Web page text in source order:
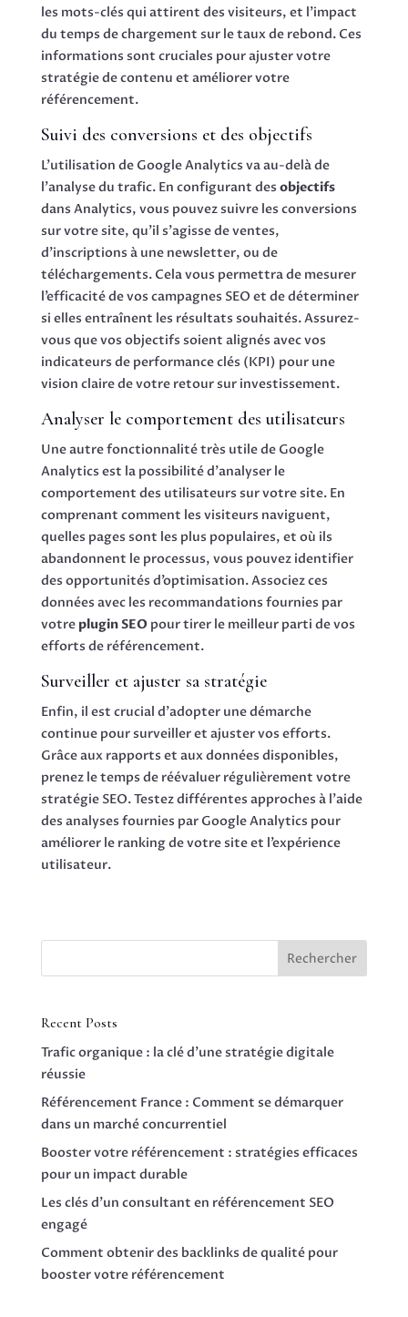
les mots-clés qui attirent des visiteurs, et l’impact
du temps de chargement sur le taux de rebond. Ces
informations sont cruciales pour ajuster votre
stratégie de contenu et améliorer votre
référencement.
Suivi des conversions et des objectifs
L’utilisation de Google Analytics va au-delà de
l’analyse du trafic. En configurant des objectifs
dans Analytics, vous pouvez suivre les conversions
sur votre site, qu’il s’agisse de ventes,
d’inscriptions à une newsletter, ou de
téléchargements. Cela vous permettra de mesurer
l’efficacité de vos campagnes SEO et de déterminer
si elles entraînent les résultats souhaités. Assurez-
vous que vos objectifs soient alignés avec vos
indicateurs de performance clés (KPI) pour une
vision claire de votre retour sur investissement.
Analyser le comportement des utilisateurs
Une autre fonctionnalité très utile de Google
Analytics est la possibilité d’analyser le
comportement des utilisateurs sur votre site. En
comprenant comment les visiteurs naviguent,
quelles pages sont les plus populaires, et où ils
abandonnent le processus, vous pouvez identifier
des opportunités d’optimisation. Associez ces
données avec les recommandations fournies par
votre plugin SEOpour tirer le meilleur parti de vos
efforts de référencement.
Surveiller et ajuster sa stratégie
Enfin, il est crucial d’adopter une démarche
continue pour surveiller et ajuster vos efforts.
Grâce aux rapports et aux données disponibles,
prenez le temps de réévaluer régulièrement votre
stratégie SEO. Testez différentes approches à l’aide
des analyses fournies par Google Analytics pour
améliorer le ranking de votre site et l’expérience
utilisateur.
Rechercher
Recent Posts
Trafic organique : la clé d’une stratégie digitale
réussie
Référencement France : Comment se démarquer
dans un marché concurrentiel
Booster votre référencement : stratégies efficaces
pour un impact durable
Les clés d’un consultant en référencement SEO
engagé
Comment obtenir des backlinks de qualité pour
booster votre référencement